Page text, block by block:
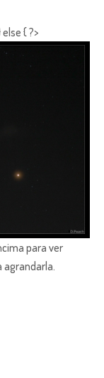
{ ?>
para ver
agrandarla.